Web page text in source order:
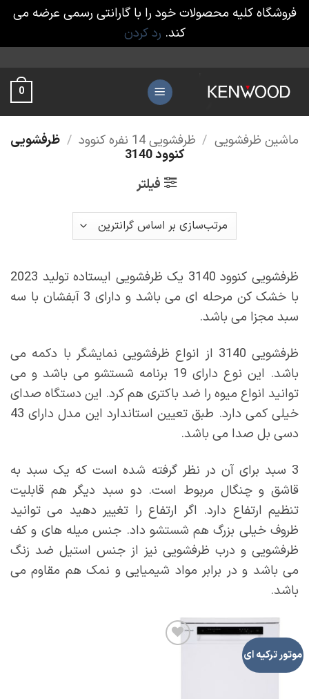
فروشگاه کلیه محصولات خود را با گارانتی رسمی عرضه می
کند. رد کردن
content
0
ماشین ظرفشویی / ظرفشویی 14 نفره کنوود / ظرفشویی
کنوود 3140
فیلتر
ظرفشویی کنوود 3140 یک ظرفشویی ایستاده تولید 2023
با خشک کن مرحله ای می باشد و دارای 3 آبفشان با سه
سبد مجزا می باشد.
ظرفشویی 3140 از انواع ظرفشویی نمایشگر با دکمه می
باشد. این نوع دارای 19 برنامه شستشو می باشد و می
توانید انواع میوه را ضد باکتری هم کرد. این دستگاه صدای
خیلی کمی دارد. طبق تعیین استاندارد این مدل دارای 43
دسی بل صدا می باشد.
3 سبد برای آن در نظر گرفته شده است که یک سبد به
قاشق و چنگال مربوط است. دو سبد دیگر هم قابلیت
تنظیم ارتفاع دارد. اگر ارتفاع را تغییر دهید می توانید
ظروف خیلی بزرگ هم شستشو داد. جنس میله های و کف
ظرفشویی و درب ظرفشویی نیز از جنس استیل ضد زنگ
می باشد و در برابر مواد شیمیایی و نمک هم مقاوم می
باشد.
موتور ترکیه ای